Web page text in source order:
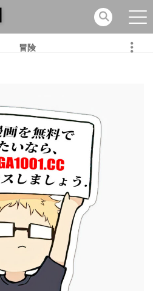
冒険